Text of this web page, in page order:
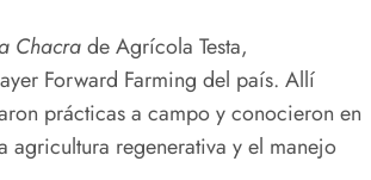
Chacrade Agrícola Testa,
Forward Farming del país. Allí
prácticas a campo y conocieron en
regenerativa y el manejo